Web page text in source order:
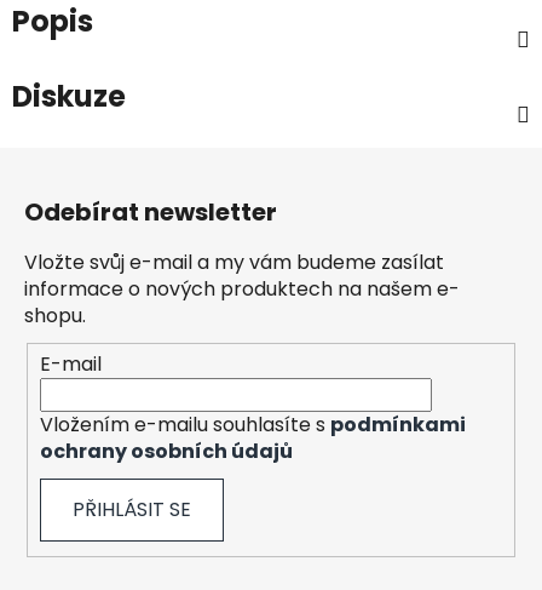
Popis
Diskuze
Odebírat newsletter
Vložte svůj e-mail a my vám budeme zasílat
informace o nových produktech na našem e-
shopu.
E-mail
Vložením e-mailu souhlasíte s podmínkami
ochrany osobních údajů
PŘIHLÁSIT SE